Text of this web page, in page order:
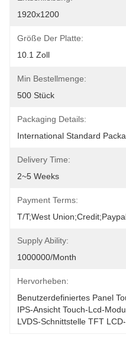
1920x1200
Größe Der Platte:
10.1 Zoll
Min Bestellmenge:
500 Stück
Packaging Details:
International Standard
Delivery Time:
2~5 Weeks
Payment Terms:
T/T;West
Supply Ability:
1000000/month
Hervorheben:
Benutzerdefiniertes Panel
IPS-Ansicht Touch-Lcd-
LVDS-Schnittstelle TFT